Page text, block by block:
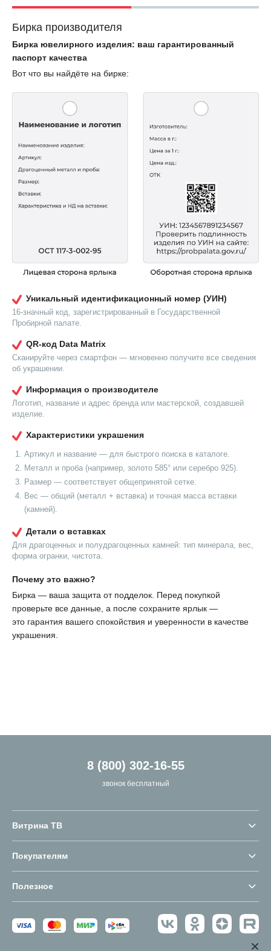
Бирка производителя
Бирка ювелирного изделия: ваш гарантированный
паспорт качества
Вот что вы найдёте на бирке:
Уникальный идентификационный номер (УИН)
16-значный код, зарегистрированный в Государственной
Пробирной палате.
QR-код Data Matrix
Сканируйте через смартфон — мгновенно получите все сведения
об украшении.
Информация о производителе
Логотип, название и адрес бренда или мастерской, создавшей
изделие.
Характеристики украшения
Артикул и название — для быстрого поиска в каталоге.
Металл и проба (например, золото 585° или серебро 925).
Размер — соответствует общепринятой сетке.
Вес — общий (металл + вставка) и точная масса вставки
(камней).
Детали о вставках
Для драгоценных и полудрагоценных камней: тип минерала, вес,
форма огранки, чистота.
Почему это важно?
Бирка — ваша защита от подделок. Перед покупкой
проверьте все данные, а после сохраните ярлык —
это гарантия вашего спокойствия и уверенности в качестве
украшения.
8 (800) 302-16-55
звонок бесплатный
Витрина ТВ
Покупателям
Полезное